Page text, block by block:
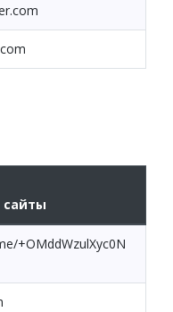
+OMddWzulXyc0N